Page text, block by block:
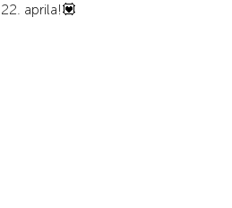
aprila!💟